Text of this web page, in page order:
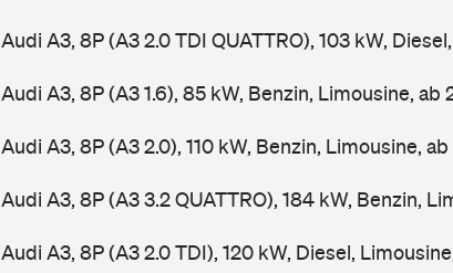
Audi A3, 8P (A3 2.0 TDI QUATTRO), 103 kW,
Audi A3, 8P (A3 1.6), 85 kW, Benzin, Limousine, ab
Audi A3, 8P (A3 2.0), 110 kW, Benzin, Limousine,
Audi A3, 8P (A3 3.2 QUATTRO), 184 kW, Benzin,
Audi A3, 8P (A3 2.0 TDI), 120 kW, Diesel,